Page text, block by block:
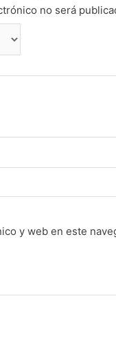
no será
y web en este